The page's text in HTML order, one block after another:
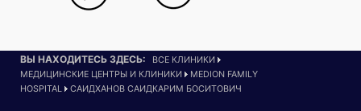
ВЫ НАХОДИТЕСЬ ЗДЕСЬ:
ВСЕ КЛИНИКИ
МЕДИЦИНСКИЕ ЦЕНТРЫ И КЛИНИКИ
MEDION FAMILY
HOSPITAL
САИДХАНОВ САИДКАРИМ БОСИТОВИЧ